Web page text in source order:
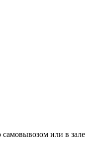
самовывозом или в зале